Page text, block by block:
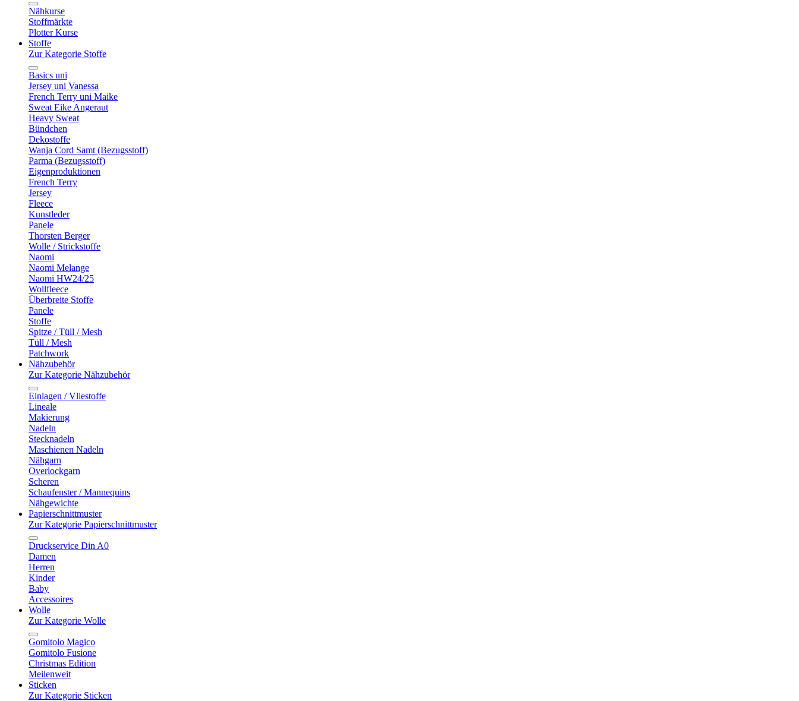
Nähkurse
Stoffmärkte
Plotter Kurse
Stoffe
Zur Kategorie Stoffe
Basics uni
Jersey uni Vanessa
French Terry uni Maike
Sweat Eike Angeraut
Heavy Sweat
Bündchen
Dekostoffe
Wanja Cord Samt (Bezugsstoff)
Parma (Bezugsstoff)
Eigenproduktionen
French Terry
Jersey
Fleece
Kunstleder
Panele
Thorsten Berger
Wolle / Strickstoffe
Naomi
Naomi Melange
Naomi HW24/25
Wollfleece
Überbreite Stoffe
Panele
Stoffe
Spitze / Tüll / Mesh
Tüll / Mesh
Patchwork
Nähzubehör
Zur Kategorie Nähzubehör
Einlagen / Vliestoffe
Lineale
Makierung
Nadeln
Stecknadeln
Maschienen Nadeln
Nähgarn
Overlockgarn
Scheren
Schaufenster / Mannequins
Nähgewichte
Papierschnittmuster
Zur Kategorie Papierschnittmuster
Druckservice Din A0
Damen
Herren
Kinder
Baby
Accessoires
Wolle
Zur Kategorie Wolle
Gomitolo Magico
Gomitolo Fusione
Christmas Edition
Meilenweit
Sticken
Zur Kategorie Sticken